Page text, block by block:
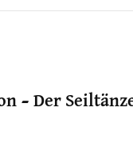
– Der